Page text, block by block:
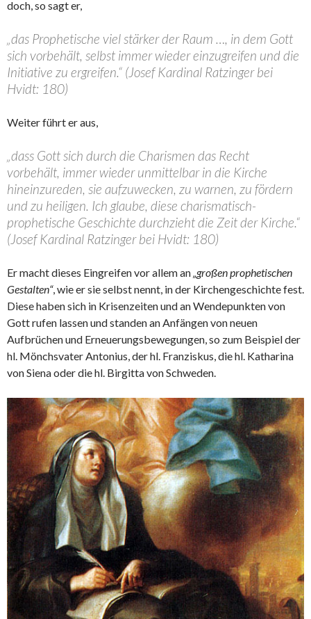
doch, so sagt er,
„das Prophetische viel stärker der Raum …, in dem Gott
sich vorbehält, selbst immer wieder einzugreifen und die
Initiative zu ergreifen.“ (Josef Kardinal Ratzinger bei
Hvidt: 180)
Weiter führt er aus,
„dass Gott sich durch die Charismen das Recht
vorbehält, immer wieder unmittelbar in die Kirche
hineinzureden, sie aufzuwecken, zu warnen, zu fördern
und zu heiligen. Ich glaube, diese charismatisch-
prophetische Geschichte durchzieht die Zeit der Kirche.“
(Josef Kardinal Ratzinger bei Hvidt: 180)
Er macht dieses Eingreifen vor allem an„großen prophetischen
Gestalten“, wie er sie selbst nennt, in der Kirchengeschichte fest.
Diese haben sich in Krisenzeiten und an Wendepunkten von
Gott rufen lassen und standen an Anfängen von neuen
Aufbrüchen und Erneuerungsbewegungen, so zum Beispiel der
hl. Mönchsvater Antonius, der hl. Franziskus, die hl. Katharina
von Siena oder die hl. Birgitta von Schweden.